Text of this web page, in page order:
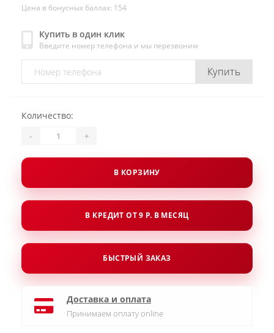
Цена в бонусных баллах: 154
Купить в один клик
Введите номер телефона и мы перезвоним
Купить
Количество:
- +
В КОРЗИНУ
В КРЕДИТ ОТ 9 Р. В МЕСЯЦ
БЫСТРЫЙ ЗАКАЗ
Доставка и оплата
Принимаем оплату online